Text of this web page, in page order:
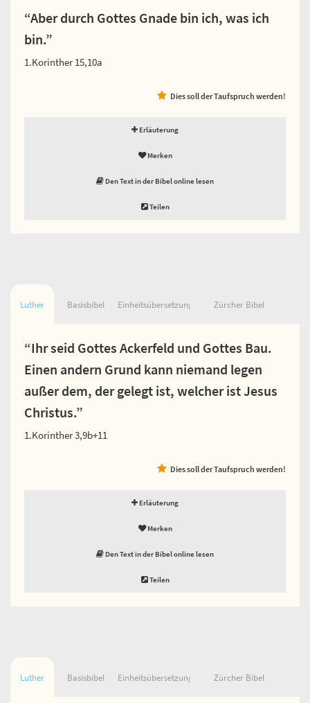
“Aber durch Gottes Gnade bin ich, was ich
bin.”
1.Korinther 15,10a
Dies soll der Taufspruch werden!
Erläuterung
Merken
Den Text in der Bibel online lesen
Teilen
Luther Basisbibel Einheitsübersetzung Zürcher Bibel
“Ihr seid Gottes Ackerfeld und Gottes Bau.
Einen andern Grund kann niemand legen
außer dem, der gelegt ist, welcher ist Jesus
Christus.”
1.Korinther 3,9b+11
Dies soll der Taufspruch werden!
Erläuterung
Merken
Den Text in der Bibel online lesen
Teilen
Luther Basisbibel Einheitsübersetzung Zürcher Bibel